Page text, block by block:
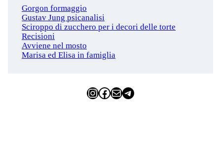
Gorgon formaggio
Gustav Jung psicanalisi
Sciroppo di zucchero per i decori delle torte
Recisioni
Avviene nel mosto
Marisa ed Elisa in famiglia
InstagramFacebook Email Telegram